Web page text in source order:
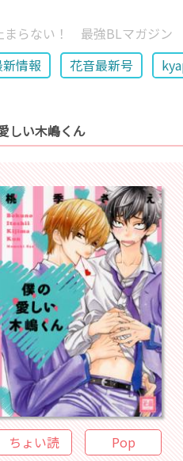
まらない！ 最強BLマガジン
情報
花音最新号
しい木嶋くん
ちょい読
Pop